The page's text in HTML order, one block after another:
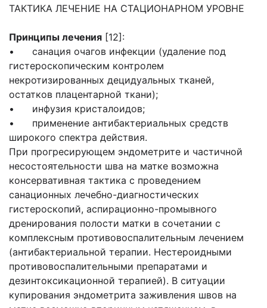
ТАКТИКА ЛЕЧЕНИЕ НА СТАЦИОНАРНОМ УРОВНЕ
Принципы лечения [12]:
• санация очагов инфекции (удаление под
гистероскопическим контролем
некротизированных децидуальных тканей,
остатков плацентарной ткани);
• инфузия кристалоидов;
• применение антибактериальных средств
широкого спектра действия.
При прогресирующем эндометрите и частичной
несостоятельности шва на матке возможна
консервативная тактика с проведением
санационных лечебно-диагностических
гистероскопий, аспирационно-промывного
дренирования полости матки в сочетании с
комплексным противовоспалительным лечением
(антибактериальной терапии. Нестероидными
противовоспалительными препаратами и
дезинтоксикационной терапией). В ситуации
купирования эндометрита заживления швов на